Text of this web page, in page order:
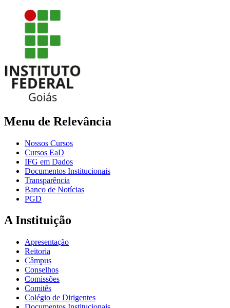
Menu de Relevância
Nossos Cursos
Cursos EaD
IFG em Dados
Documentos Institucionais
Transparência
Banco de Notícias
PGD
A Instituição
Apresentação
Reitoria
Câmpus
Conselhos
Comissões
Comitês
Colégio de Dirigentes